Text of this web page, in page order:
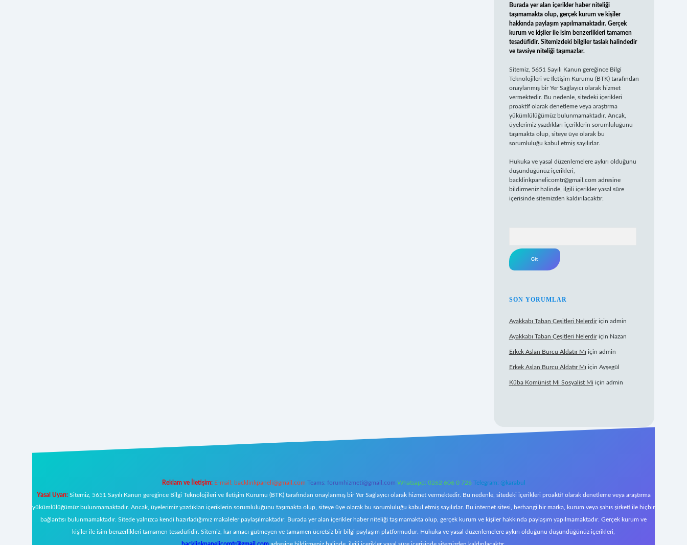
Burada yer alan içerikler haber niteliği
taşımamakta olup, gerçek kurum ve kişiler
hakkında paylaşım yapılmamaktadır. Gerçek
kurum ve kişiler ile isim benzerlikleri tamamen
tesadüfidir. Sitemizdeki bilgiler taslak halindedir
ve tavsiye niteliği taşımazlar.
Sitemiz, 5651 Sayılı Kanun gereğince Bilgi
Teknolojileri ve İletişim Kurumu (BTK) tarafından
onaylanmış bir Yer Sağlayıcı olarak hizmet
vermektedir. Bu nedenle, sitedeki içerikleri
proaktif olarak denetleme veya araştırma
yükümlülüğümüz bulunmamaktadır. Ancak,
üyelerimiz yazdıkları içeriklerin sorumluluğunu
taşımakta olup, siteye üye olarak bu
sorumluluğu kabul etmiş sayılırlar.
Hukuka ve yasal düzenlemelere aykırı olduğunu
düşündüğünüz içerikleri,
backlinkpanelicomtr@gmail.com adresine
bildirmeniz halinde, ilgili içerikler yasal süre
içerisinde sitemizden kaldırılacaktır.
SON YORUMLAR
Ayakkabı Taban Çeşitleri Nelerdiriçin admin
Ayakkabı Taban Çeşitleri Nelerdiriçin Nazan
Erkek Aslan Burcu Aldatır Mı için admin
Erkek Aslan Burcu Aldatır Mı için Ayşegül
Küba Komünist Mi Sosyalist Mi için admin
Reklam ve İletişim: E-mail: backlinkpaneli@gmail.com Teams: forumhizmeti@gmail.com Whatsapp: 0262 606 0 726 Telegram: @karabul
Yasal Uyarı:Sitemiz, 5651 Sayılı Kanun gereğince Bilgi Teknolojileri ve İletişim Kurumu (BTK) tarafından onaylanmış bir Yer Sağlayıcı olarak hizmet vermektedir. Bu nedenle, sitedeki içerikleri proaktif olarak denetleme veya araştırma
yükümlülüğümüz bulunmamaktadır. Ancak, üyelerimiz yazdıkları içeriklerin sorumluluğunu taşımakta olup, siteye üye olarak bu sorumluluğu kabul etmiş sayılırlar. Bu internet sitesi, herhangi bir marka, kurum veya şahıs şirketi ile hiçbir
bağlantısı bulunmamaktadır. Sitede yalnızca kendi hazırladığımız makaleler paylaşılmaktadır. Burada yer alan içerikler haber niteliği taşımamakta olup, gerçek kurum ve kişiler hakkında paylaşım yapılmamaktadır. Gerçek kurum ve
kişiler ile isim benzerlikleri tamamen tesadüfidir. Sitemiz, kar amacı gütmeyen ve tamamen ücretsiz bir bilgi paylaşım platformudur. Hukuka ve yasal düzenlemelere aykırı olduğunu düşündüğünüz içerikleri,